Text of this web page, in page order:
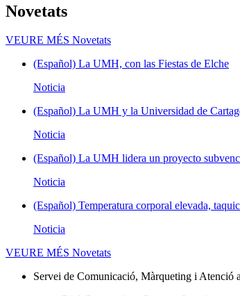
Novetats
VEURE MÉS Novetats
(Español) La UMH, con las Fiestas de Elche
Noticia
(Español) La UMH y la Universidad de
Noticia
(Español) La UMH lidera un proyecto
Noticia
(Español) Temperatura corporal elevada,
Noticia
VEURE MÉS Novetats
Servei de Comunicació, Màrqueting i Atenció